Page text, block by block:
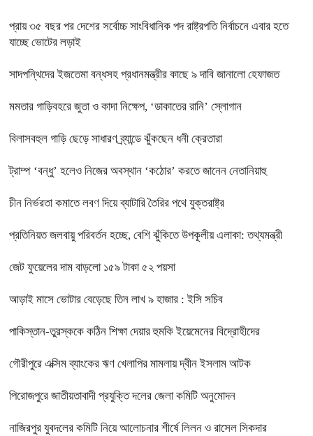
প্রায় ৩৫ বছর পর দেশের সর্বোচ্চ সাংবিধানিক পদ রাষ্ট্রপতি নির্বাচনে এবার হতে
যাচ্ছে ভোটের লড়াই
সাদপন্থিদের ইজতেমা বন্ধসহ প্রধানমন্ত্রীর কাছে ৯ দাবি জানালো হেফাজত
মমতার গাড়িবহরে জুতা ও কাদা নিক্ষেপ, ‘ডাকাতের রানি’ স্লোগান
বিলাসবহুল গাড়ি ছেড়ে সাধারণ ব্র্যান্ডে ঝুঁকছেন ধনী ক্রেতারা
ট্রাম্প ‘বন্ধু’ হলেও নিজের অবস্থান ‘কঠোর’ করতে জানেন নেতানিয়াহু
চীন নির্ভরতা কমাতে লবণ দিয়ে ব্যাটারি তৈরির পথে যুক্তরাষ্ট্র
প্রতিনিয়ত জলবায়ু পরিবর্তন হচ্ছে, বেশি ঝুঁকিতে উপকূলীয় এলাকা: তথ্যমন্ত্রী
জেট ফুয়েলের দাম বাড়লো ১৫৯ টাকা ৫২ পয়সা
আড়াই মাসে ভোটার বেড়েছে তিন লাখ ৯ হাজার : ইসি সচিব
পাকিস্তান-তুরস্ককে কঠিন শিক্ষা দেয়ার হুমকি ইয়েমেনের বিদ্রোহীদের
গৌরীপুরে এক্সিম ব্যাংকের ঋণ খেলাপির মামলায় দ্বীন ইসলাম আটক
পিরোজপুরে জাতীয়তাবাদী প্রযুক্তি দলের জেলা কমিটি অনুমোদন
নাজিরপুর যুবদলের কমিটি নিয়ে আলোচনার শীর্ষে লিলন ও রাসেল সিকদার